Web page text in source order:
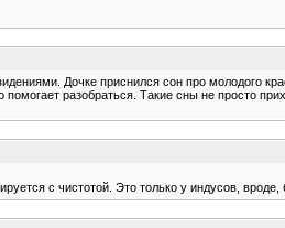
Дочке приснился сон про молодого
разобраться. Такие сны не просто
с чистотой. Это только у индусов, вроде,